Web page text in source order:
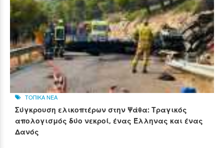
ΤΟΠΙΚΑ ΝΕΑ
Σύγκρουση ελικοπτέρων στην Ψάθα: Τραγικός
απολογισμός δύο νεκροί, ένας Έλληνας και ένας
Δανός